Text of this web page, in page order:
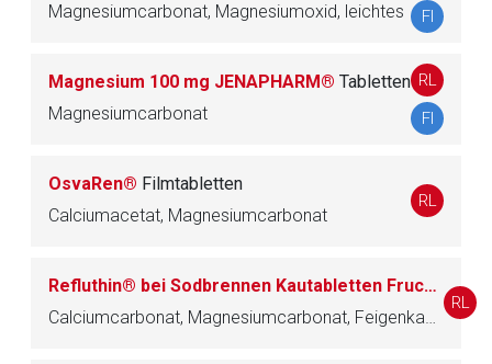
Magnesiumcarbonat, Magnesiumoxid, leichtes
FI
Magnesium 100 mg JENAPHARM® Tabletten
Magnesiumcarbonat
RL
FI
OsvaRen® Filmtabletten
Calciumacetat, Magnesiumcarbonat
RL
Refluthin® bei Sodbrennen Kautabletten Frucht/-Minze
Calciumcarbonat, Magnesiumcarbonat, Feigenkaktus-Extrakt
RL